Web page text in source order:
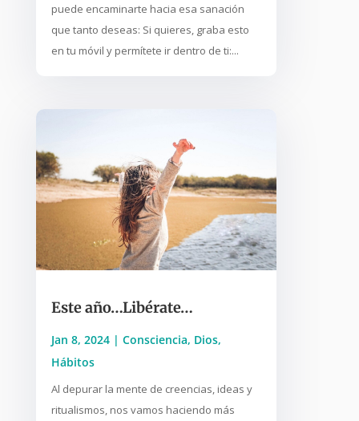
puede encaminarte hacia esa sanación
que tanto deseas: Si quieres, graba esto
en tu móvil y permítete ir dentro de ti:...
Este año…Libérate…
Jan 8, 2024| Consciencia, Dios,
Hábitos
Al depurar la mente de creencias, ideas y
ritualismos, nos vamos haciendo más